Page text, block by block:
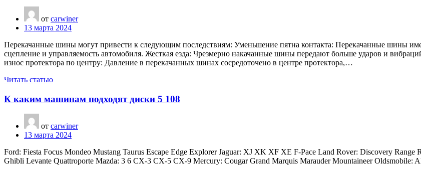
от carwiner
13 марта 2024
Перекачанные шины могут привести к следующим последствиям: Уменьшение пятна контакта: Перекачанные шины
сцепление и управляемость автомобиля. Жесткая езда: Чрезмерно накачанные шины передают больше ударов и
износ протектора по центру: Давление в перекачанных шинах сосредоточено в центре протектора,…
Читать статью
К каким машинам подходят диски 5 108
от carwiner
13 марта 2024
Ford: Fiesta Focus Mondeo Mustang Taurus Escape Edge Explorer Jaguar: XJ XK XF XE F-Pace Land Rover: Discovery Range
Ghibli Levante Quattroporte Mazda: 3 6 CX-3 CX-5 CX-9 Mercury: Cougar Grand Marquis Marauder Mountaineer Oldsmobile: